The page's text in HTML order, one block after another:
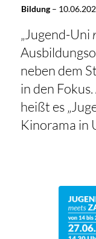
Bildung–
„Jugend-Uni
neben dem
in den
heißt es
Kinorama in